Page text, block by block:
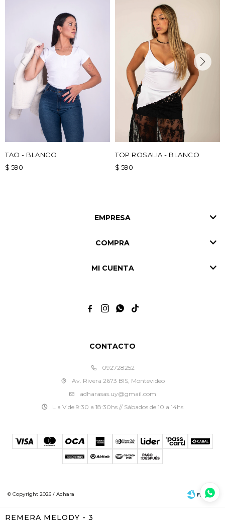
REMERA MELODY - 3
TAO - BLANCO
$ 590
TOP ROSALIA - BLANCO
$ 590
CONTACTO
092728252
Av. Rivera 2673 BIS, Montevideo
adharasas.uy@gmail.com
L a V de 9:30 a 18:30hs // Sábados de 10 a 14hs
EMPRESA
COMPRA
MI CUENTA
   
© Copyright 2026 / Adhara